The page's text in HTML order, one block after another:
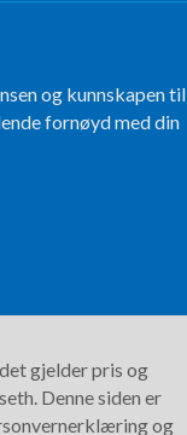
og kunnskapen til
fornøyd med din
gjelder pris og
Denne siden er
og